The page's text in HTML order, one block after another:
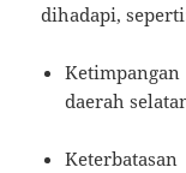
dihadapi,
daerah